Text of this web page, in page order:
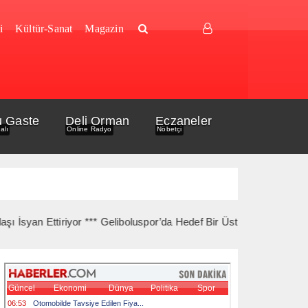
Kültür-Sanat Magazin
Gaste Deli Orman
Online Radyo
Eczaneler
Nöbetçi
Ettiriyor *** Geliboluspor’da Hedef Bir Üst Lig *** Gelibolu İlçe